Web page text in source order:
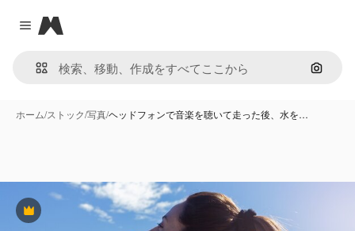
Close menu
Magnific
画像で
ホーム/ストック/写真/ヘッドフォンで音楽を聴いて走った後、水を…
Premium